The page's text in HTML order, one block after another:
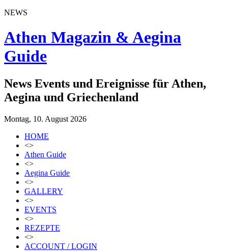
NEWS
Athen Magazin & Aegina
Guide
News Events und Ereignisse für Athen,
Aegina und Griechenland
Montag, 10. August 2026
HOME
<>
Athen Guide
<>
Aegina Guide
<>
GALLERY
<>
EVENTS
<>
REZEPTE
<>
ACCOUNT / LOGIN